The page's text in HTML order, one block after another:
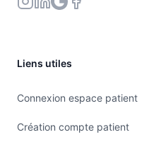
Liens utiles
Connexion espace patient
Création compte patient